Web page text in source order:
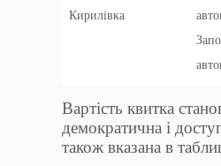
Кирилівка
Вартість квитка
демократична і
також вказана в